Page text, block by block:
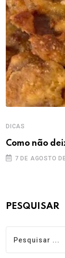
DICAS
Como não
7 DE AGOSTO
PESQUISAR